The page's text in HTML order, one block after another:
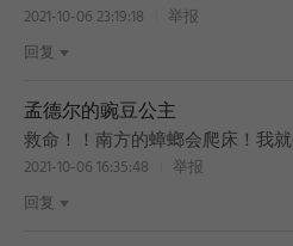
2021-10-06 23:19:18
举报
回复
孟德尔的豌豆公主
救命！！南方的蟑螂会爬床！我
2021-10-06 16:35:48
举报
回复